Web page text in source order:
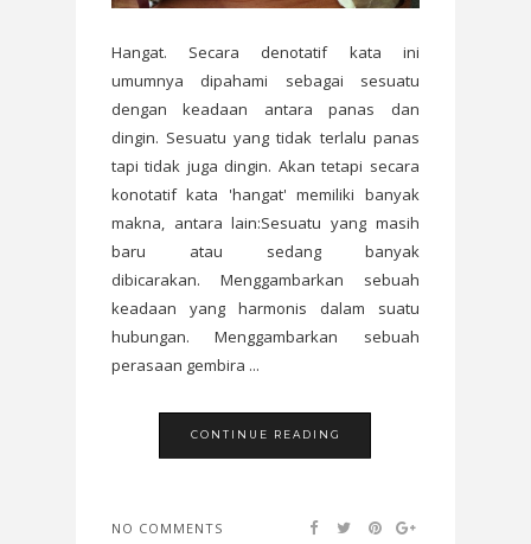
Hangat. Secara denotatif kata ini
umumnya dipahami sebagai sesuatu
dengan keadaan antara panas dan
dingin. Sesuatu yang tidak terlalu panas
tapi tidak juga dingin. Akan tetapi secara
konotatif kata 'hangat' memiliki banyak
makna, antara lain:Sesuatu yang masih
baru atau sedang banyak
dibicarakan. Menggambarkan sebuah
keadaan yang harmonis dalam suatu
hubungan. Menggambarkan sebuah
perasaan gembira ...
CONTINUE READING
NO COMMENTS